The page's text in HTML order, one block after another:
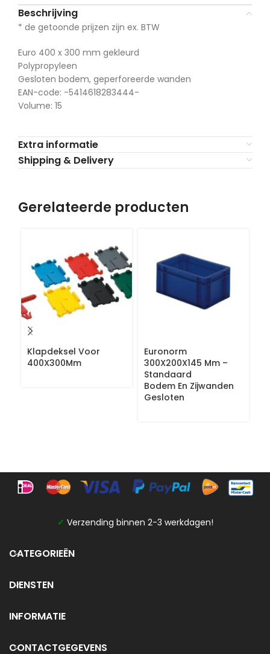
Beschrijving
* de getoonde prijzen zijn ex. BTW
Euro 400 x 300 mm gekleurd
Polypropyleen
Gesloten bodem, geperforeerde wanden
EAN-code: -5414618283444-
Volume: 15
Extra informatie
Shipping & Delivery
Gerelateerde producten
Klapdeksel Voor
400X300Mm
Euronorm
300X200X145 Mm –
Standaard
Bodem En Zijwanden
Gesloten
✓ Verzending binnen 2-3 werkdagen!
CATEGORIEËN
DIENSTEN
INFORMATIE
CONTACTGEGEVENS